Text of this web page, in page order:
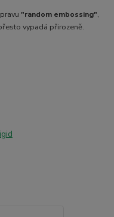
"random embossing",
vypadá přirozeně.